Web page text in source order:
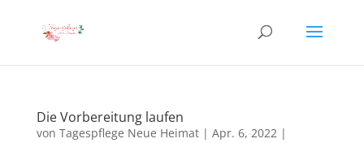
Die Vorbereitung laufen
von Tagespflege Neue Heimat| Apr. 6, 2022|